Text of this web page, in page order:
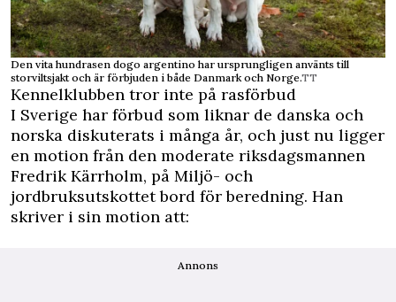
Den vita hundrasen dogo argentino har ursprungligen använts till
storviltsjakt och är förbjuden i både Danmark och Norge.TT
Kennelklubben tror inte på rasförbud
I Sverige har förbud som liknar de danska och
norska diskuterats i många år, och just nu ligger
en motion från den moderate riksdagsmannen
Fredrik Kärrholm, på Miljö- och
jordbruksutskottet bord för beredning. Han
skriver i sin motion att:
Annons